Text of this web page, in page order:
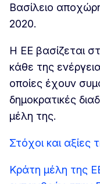
Βασίλειο
2020.
Η ΕΕ βασίζεται
κάθε της
οποίες έχουν
δημοκρατικές
μέλη της.
Στόχοι και αξίες
Κράτη μέλη της